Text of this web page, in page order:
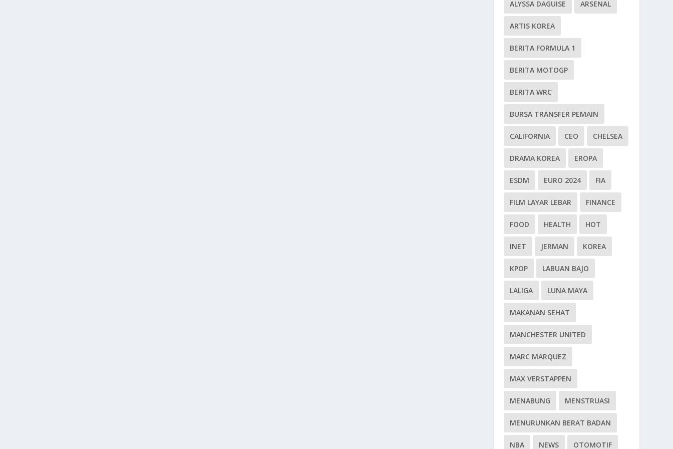
ALYSSA DAGUISE ARSENAL
ARTIS KOREA
BERITA FORMULA 1
BERITA MOTOGP
BERITA WRC
BURSA TRANSFER PEMAIN
CALIFORNIA CEO CHELSEA
DRAMA KOREA EROPA
ESDM EURO 2024 FIA
FILM LAYAR LEBAR FINANCE
FOOD HEALTH HOT
INET JERMAN KOREA
KPOP LABUAN BAJO
LALIGA LUNA MAYA
MAKANAN SEHAT
MANCHESTER UNITED
MARC MARQUEZ
MAX VERSTAPPEN
MENABUNG MENSTRUASI
MENURUNKAN BERAT BADAN
NBA NEWS OTOMOTIF